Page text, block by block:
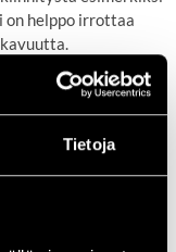
Tietoja
on helppo irrottaa